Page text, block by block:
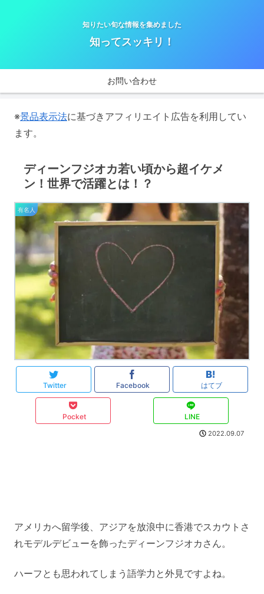
知りたい旬な情報を集めました
知ってスッキリ！
お問い合わせ
※景品表示法に基づきアフィリエイト広告を利用してい
ます。
ディーンフジオカ若い頃から超イケメ
ン！世界で活躍とは！？
有名人
Twitter Facebook はてブ
Pocket LINE
2022.09.07
アメリカへ留学後、アジアを放浪中に香港でスカウトさ
れモデルデビューを飾ったディーンフジオカさん。
ハーフとも思われてしまう語学力と外見ですよね。